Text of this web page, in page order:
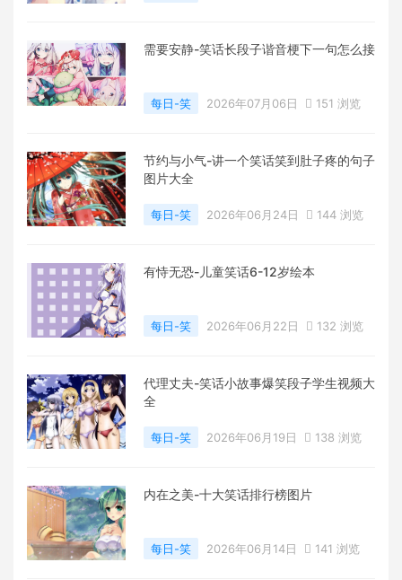
需要安静-笑话长段子谐音梗下一句怎么接
每日-笑 2026年07月06日 151 浏览
节约与小气-讲一个笑话笑到肚子疼的句子
图片大全
每日-笑 2026年06月24日 144 浏览
有恃无恐-儿童笑话6-12岁绘本
每日-笑 2026年06月22日 132 浏览
代理丈夫-笑话小故事爆笑段子学生视频大
全
每日-笑 2026年06月19日 138 浏览
内在之美-十大笑话排行榜图片
每日-笑 2026年06月14日 141 浏览